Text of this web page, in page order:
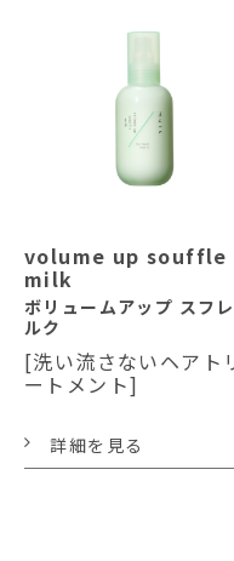
volume up souffle
milk
ボリュームアップ スフ
ルク
[洗い流さないヘアト
ートメント]
詳細を見る